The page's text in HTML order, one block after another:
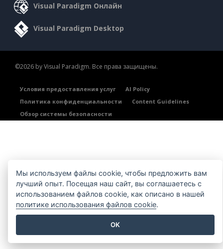
Visual Paradigm Онлайн
Visual Paradigm Desktop
©2026 by Visual Paradigm. Все права защищены.
Условия предоставления услуг
AI Policy
Политика конфиденциальности
Content Guidelines
Обзор системы безопасности
Мы используем файлы cookie, чтобы предложить вам
лучший опыт. Посещая наш сайт, вы соглашаетесь с
использованием файлов cookie, как описано в нашей
политике использования файлов cookie.
OK